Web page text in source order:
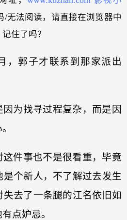
/无法阅读，请直接在浏览器中
住了吗？
，郭子才联系到那家派出
为找寻过程复杂，而是因
这件事也不是很看重，毕竟
个新人，不了解过去发生
去了一条腿的江名依旧如
点妒忌。